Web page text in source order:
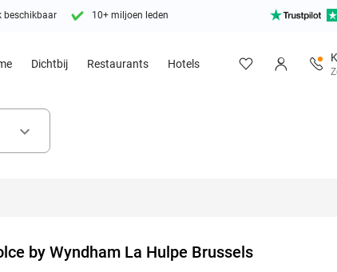
beschikbaar 10+ miljoen leden
Dichtbij Restaurants Hotels
keyboard_arrow_down
by Wyndham La Hulpe Brussels